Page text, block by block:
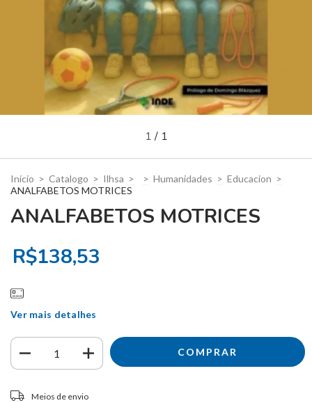
1 / 1
Início > Catalogo > Ilhsa > > Humanidades > Educacion >
ANALFABETOS MOTRICES
ANALFABETOS MOTRICES
R$138,53
Ver mais detalhes
Entregas para o CEP:
Meios de envio